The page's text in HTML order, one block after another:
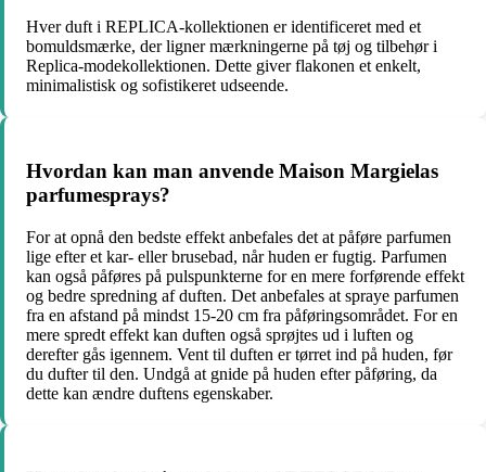
Hver duft i REPLICA-kollektionen er identificeret med et
bomuldsmærke, der ligner mærkningerne på tøj og tilbehør i
Replica-modekollektionen. Dette giver flakonen et enkelt,
minimalistisk og sofistikeret udseende.
Hvordan kan man anvende Maison Margielas
parfumesprays?
For at opnå den bedste effekt anbefales det at påføre parfumen
lige efter et kar- eller brusebad, når huden er fugtig. Parfumen
kan også påføres på pulspunkterne for en mere forførende effekt
og bedre spredning af duften. Det anbefales at spraye parfumen
fra en afstand på mindst 15-20 cm fra påføringsområdet. For en
mere spredt effekt kan duften også sprøjtes ud i luften og
derefter gås igennem. Vent til duften er tørret ind på huden, før
du dufter til den. Undgå at gnide på huden efter påføring, da
dette kan ændre duftens egenskaber.